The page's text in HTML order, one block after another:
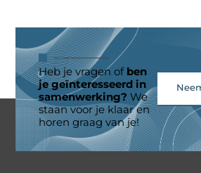
Heb je vragen ofben
je geïnteresseerd in
samenwerking? We
staan voor je klaar en
horen graag van je!